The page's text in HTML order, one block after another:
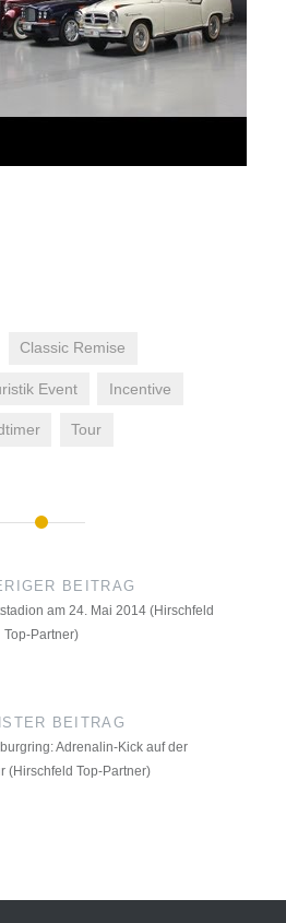
Classic Remise
Event Incentive
Tour
BEITRAG
am 24. Mai 2014 (Hirschfeld
Top-Partner)
BEITRAG
Adrenalin-Kick auf der
(Hirschfeld Top-Partner)